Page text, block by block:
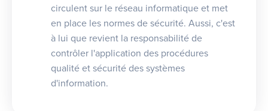
circulent sur le réseau informatique et met
en place les normes de sécurité. Aussi, c'est
à lui que revient la responsabilité de
contrôler l'application des procédures
qualité et sécurité des systèmes
d'information.